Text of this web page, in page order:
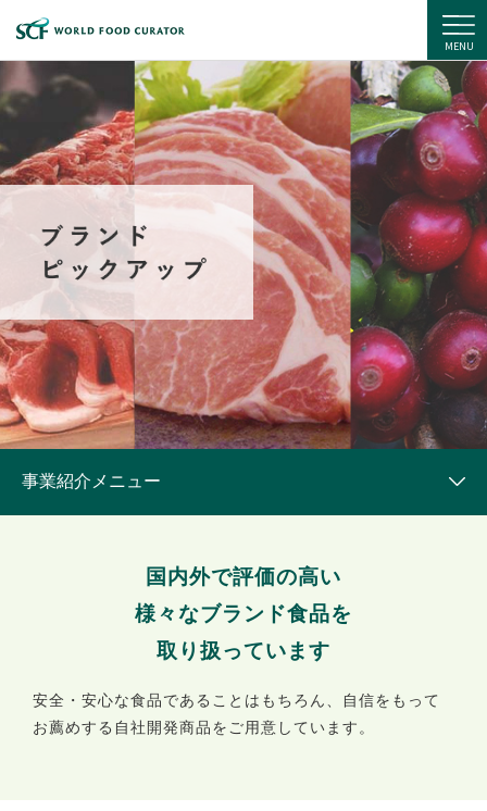
住商フーズ株式会社
MENU
事業紹介メニュー
国内外で評価の高い
様々なブランド食品を
取り扱っています
安全・安心な食品であることはもちろん、自信をもって
お薦めする自社開発商品をご用意しています。